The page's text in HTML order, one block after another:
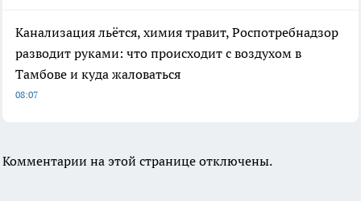
Канализация льётся, химия травит, Роспотребнадзор
разводит руками: что происходит с воздухом в
Тамбове и куда жаловаться
08:07
Комментарии на этой странице отключены.